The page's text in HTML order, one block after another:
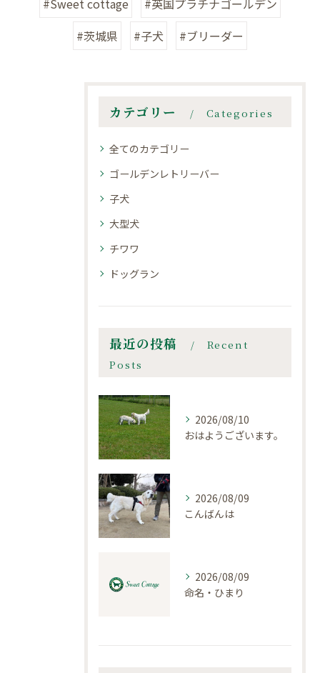
#Sweet cottage
#英国プラチナゴールデン
#茨城県
#子犬 #ブリーダー
カテゴリー Categories
全てのカテゴリー
ゴールデンレトリーバー
子犬
大型犬
チワワ
ドッグラン
最近の投稿
Recent
Posts
2026/08/10
おはようございます。
2026/08/09
こんばんは
2026/08/09
命名・ひまり